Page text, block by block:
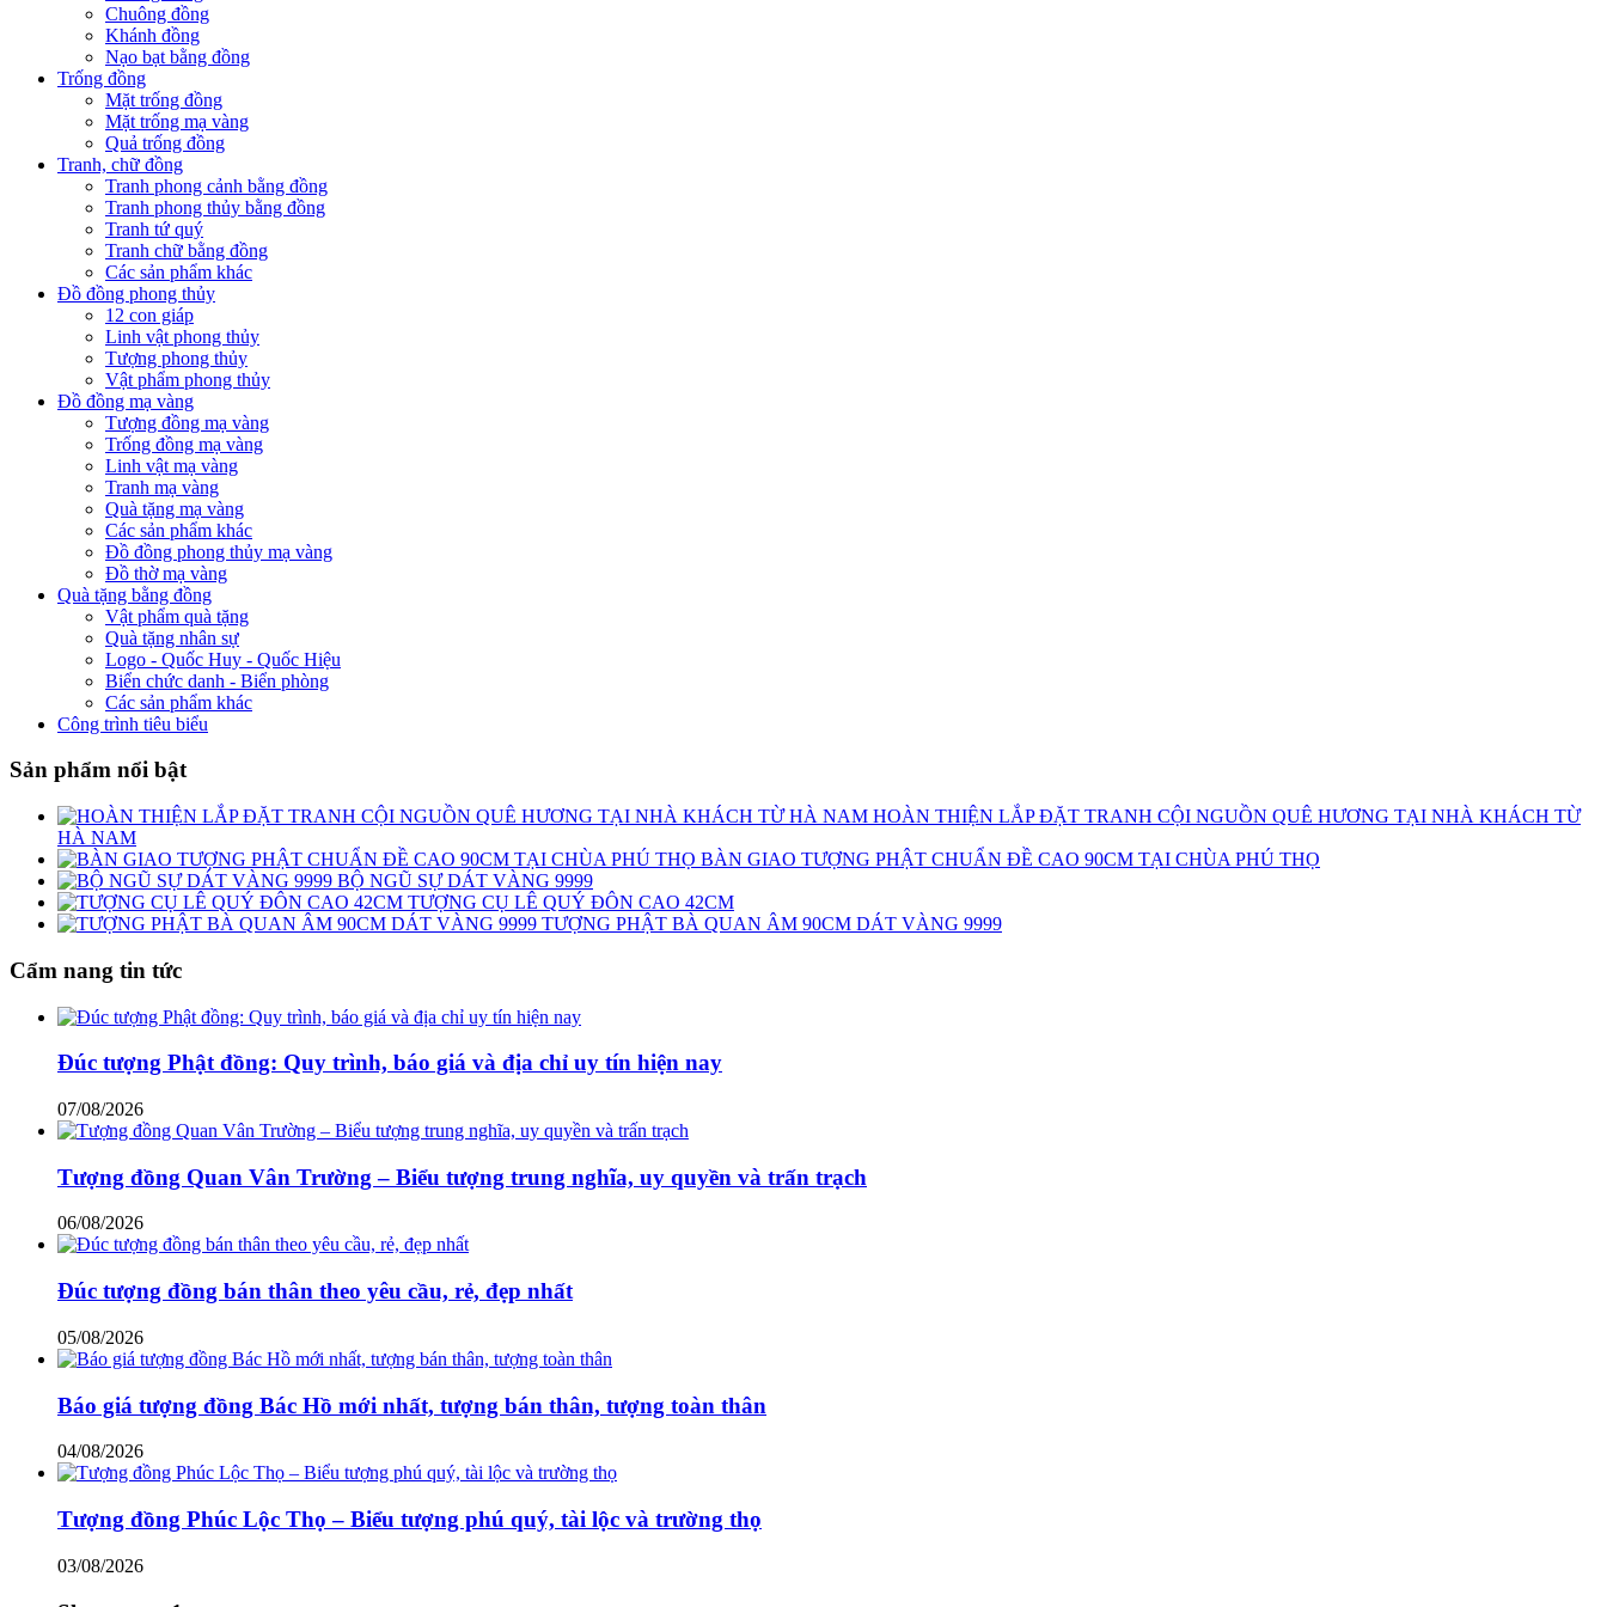
Chuông đồng
Khánh đồng
Nạo bạt bằng đồng
Trống đồng
Mặt trống đồng
Mặt trống mạ vàng
Quả trống đồng
Tranh, chữ đồng
Tranh phong cảnh bằng đồng
Tranh phong thủy bằng đồng
Tranh tứ quý
Tranh chữ bằng đồng
Các sản phẩm khác
Đồ đồng phong thủy
12 con giáp
Linh vật phong thủy
Tượng phong thủy
Vật phẩm phong thủy
Đồ đồng mạ vàng
Tượng đồng mạ vàng
Trống đồng mạ vàng
Linh vật mạ vàng
Tranh mạ vàng
Quà tặng mạ vàng
Các sản phẩm khác
Đồ đồng phong thủy mạ vàng
Đồ thờ mạ vàng
Quà tặng bằng đồng
Vật phẩm quà tặng
Quà tặng nhân sự
Logo - Quốc Huy - Quốc Hiệu
Biển chức danh - Biển phòng
Các sản phẩm khác
Công trình tiêu biểu
Sản phẩm nổi bật
HOÀN THIỆN LẮP ĐẶT TRANH CỘI NGUỒN QUÊ HƯƠNG TẠI NHÀ KHÁCH TỪ
HÀ NAM
BÀN GIAO TƯỢNG PHẬT CHUẨN ĐỀ CAO 90CM TẠI CHÙA PHÚ THỌ
BỘ NGŨ SỰ DÁT VÀNG 9999
TƯỢNG CỤ LÊ QUÝ ĐÔN CAO 42CM
TƯỢNG PHẬT BÀ QUAN ÂM 90CM DÁT VÀNG 9999
Cẩm nang tin tức
Đúc tượng Phật đồng: Quy trình, báo giá và địa chỉ uy tín hiện nay
07/08/2026
Tượng đồng Quan Vân Trường – Biểu tượng trung nghĩa, uy quyền và trấn trạch
06/08/2026
Đúc tượng đồng bán thân theo yêu cầu, rẻ, đẹp nhất
05/08/2026
Báo giá tượng đồng Bác Hồ mới nhất, tượng bán thân, tượng toàn thân
04/08/2026
Tượng đồng Phúc Lộc Thọ – Biểu tượng phú quý, tài lộc và trường thọ
03/08/2026